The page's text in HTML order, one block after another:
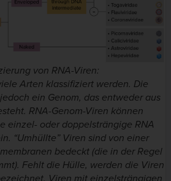
von RNA-Viren:
Arten klassifiziert werden. Die
ein Genom, das entweder aus
RNA-Genom-Viren können
einzel- oder doppelsträngige RNA
“Umhüllte” Viren sind von einer
bedeckt (die in der Regel
Fehlt die Hülle, werden die Viren